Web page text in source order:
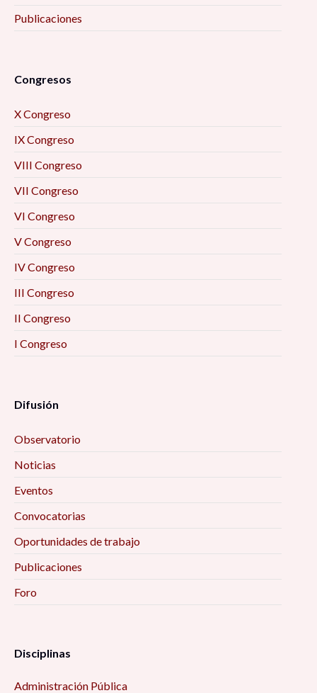
Publicaciones
Congresos
X Congreso
IX Congreso
VIII Congreso
VII Congreso
VI Congreso
V Congreso
IV Congreso
III Congreso
II Congreso
I Congreso
Difusión
Observatorio
Noticias
Eventos
Convocatorias
Oportunidades de trabajo
Publicaciones
Foro
Disciplinas
Administración Pública